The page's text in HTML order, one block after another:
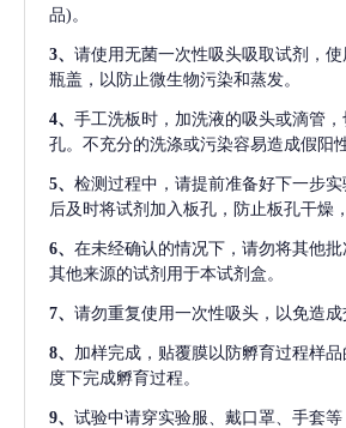
品)。
3、 请使用无菌一次性吸头吸取试剂，使
瓶盖，以防止微生物污染和蒸发。
4、 手工洗板时，加洗液的吸头或滴管
孔。不充分的洗涤或污染容易造成假阳
5、 检测过程中，请提前准备好下一步
后及时将试剂加入板孔，防止板孔干燥
6、 在未经确认的情况下，请勿将其他
其他来源的试剂用于本试剂盒。
7、 请勿重复使用一次性吸头，以免造成
8、 加样完成，贴覆膜以防孵育过程样
度下完成孵育过程。
9、 试验中请穿实验服、戴口罩、手套等